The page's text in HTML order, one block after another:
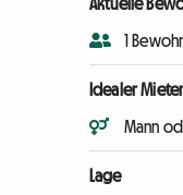
Aktuelle
1
Idealer
Mann
Lage